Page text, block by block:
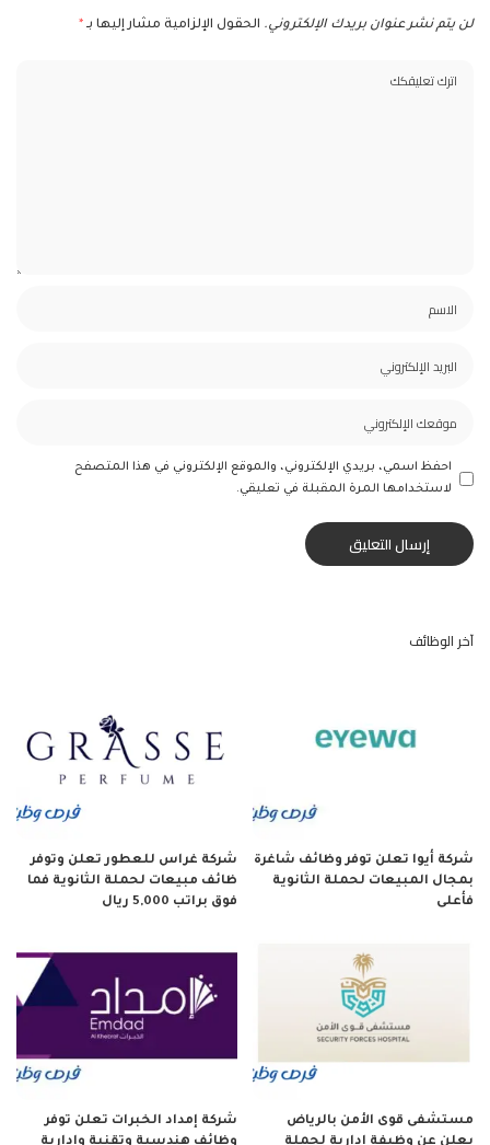
لن يتم نشر عنوان بريدك الإلكتروني. الحقول الإلزامية مشار إليها بـ *
احفظ اسمي، بريدي الإلكتروني، والموقع الإلكتروني في هذا المتصفح
لاستخدامها المرة المقبلة في تعليقي.
آخر الوظائف
شركة أيوا تعلن توفر وظائف شاغرة
بمجال المبيعات لحملة الثانوية
فأعلى
شركة غراس للعطور تعلن وتوفر
ظائف مبيعات لحملة الثانوية فما
فوق براتب 5,000 ريال
مستشفى قوى الأمن بالرياض
شركة إمداد الخبرات تعلن توفر